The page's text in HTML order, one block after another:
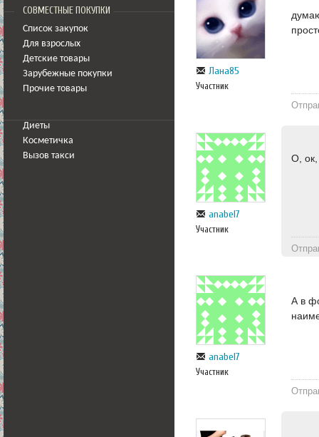
СОВМЕСТНЫЕ ПОКУПКИ
Список закупок
Для взрослых
Детские товары
Зарубежные покупки
Прочие товары
Диеты
Косметичка
Вызов такси
Лана85
Участник
anabel7
Участник
О, ок,
anabel7
Участник
А в